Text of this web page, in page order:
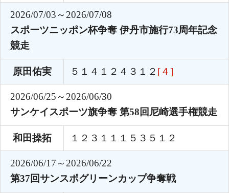
2026/07/03～2026/07/08
スポーツニッポン杯争奪 伊丹市施行73周年記念
競走
原田佑実 ５１４１２４３１２ [４]
2026/06/25～2026/06/30
サンケイスポーツ旗争奪 第58回尼崎選手権競走
和田操拓 １２３１１１５３５１２
2026/06/17～2026/06/22
第37回サンスポグリーンカップ争奪戦